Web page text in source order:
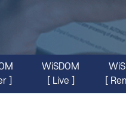
]
WiSDOM
[ Live ]
[